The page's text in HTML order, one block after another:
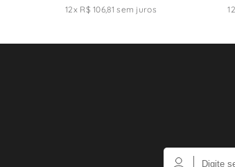
12x R$ 106,81 sem juros